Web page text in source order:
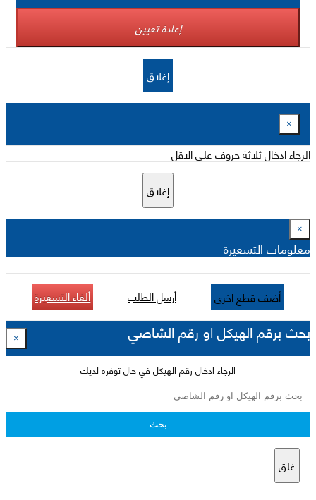
إعادة تعيين
إغلاق
×
الرجاء ادخال ثلاثة حروف على الاقل
إغلاق
×
معلومات التسعيرة
أضف قطع اخرى أرسل الطلب ألغاء التسعيرة
بحث برقم الهيكل او رقم الشاصي ×
الرجاء ادخال رقم الهيكل في حال توفره لديك
بحث
غلق